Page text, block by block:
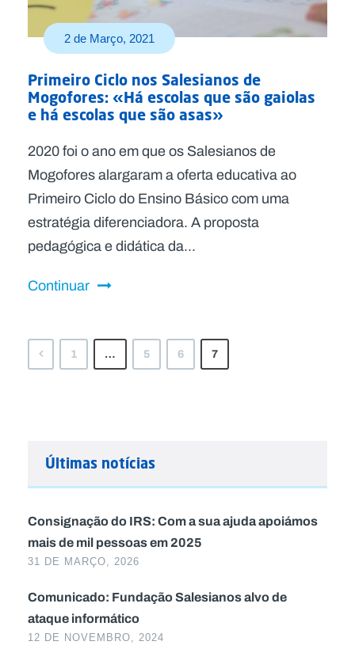
2 de Março, 2021
Primeiro Ciclo nos Salesianos de
Mogofores: «Há escolas que são gaiolas
e há escolas que são asas»
2020 foi o ano em que os Salesianos de
Mogofores alargaram a oferta educativa ao
Primeiro Ciclo do Ensino Básico com uma
estratégia diferenciadora. A proposta
pedagógica e didática da...
Continuar
1 … 5 6 7
Últimas notícias
Consignação do IRS: Com a sua ajuda apoiámos
mais de mil pessoas em 2025
31 DE MARÇO, 2026
Comunicado: Fundação Salesianos alvo de
ataque informático
12 DE NOVEMBRO, 2024